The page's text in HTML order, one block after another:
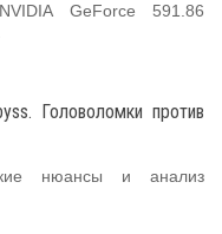
GeForce 591.86
Головоломки против
нюансы и анализ